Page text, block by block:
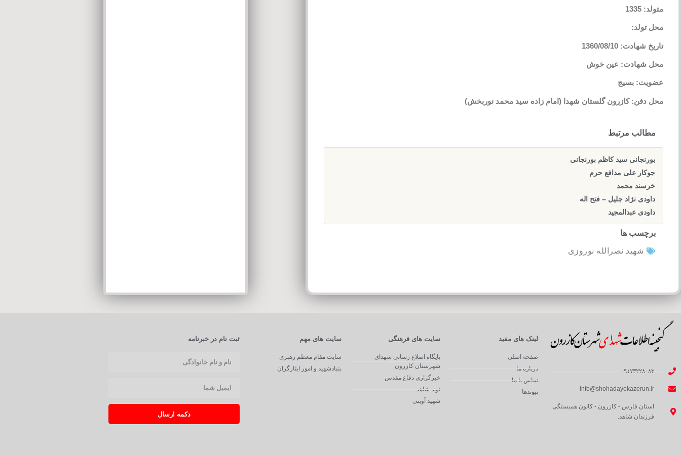
متولد: 1335
محل تولد:
تاریخ شهادت: 1360/08/10
محل شهادت: عین خوش
عضویت: بسیج
محل دفن: کازرون گلستان شهدا (امام زاده سید محمد نوربخش)
مطالب مرتبط
بورنجانی سید کاظم بورنجانی
جوکار علی مدافع حرم
خرسند محمد
داودی نژاد جلیل – فتح اله
داودی عبدالمجید
برچسب ها
شهید نصرالله نوروزی
۰۹۱۷۳۲۲۸۰۸۳
info@shohadayekazerun.ir
استان فارس - کازرون - کانون همبستگی
فرزندان شاهد.
لینک های مفید
صفحه اصلی
درباره ما
تماس با ما
پیوندها
سایت های فرهنگی
پایگاه اصلاع رسانی شهدای
شهرستان کازرون
خبرگزاری دفاع مقدس
نوید شاهد
شهید آوینی
سایت های مهم
سایت مقام معظم رهبری
بنیادشهید و امور ایثارگران
ثبت نام در خبرنامه
دکمه ارسال